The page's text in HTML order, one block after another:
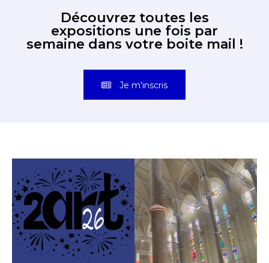
Découvrez toutes les
expositions une fois par
semaine dans votre boite mail !
Je m'inscris